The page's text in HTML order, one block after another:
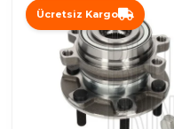
Ücretsiz Kargo